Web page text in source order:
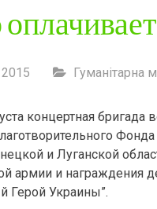
Гуманітарна
концертная бригада
и Луганской
армии и награждения
Герой Украины”.